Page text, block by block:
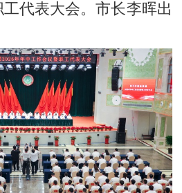
代表大会。市长李晖出